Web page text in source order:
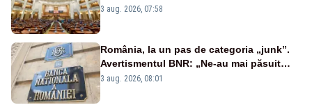
jaloane din PNRR
3 aug. 2026, 07:58
România, la un pas de categoria „junk”.
Avertismentul BNR: „Ne-au mai păsuit
pentru câteva luni”
3 aug. 2026, 08:01